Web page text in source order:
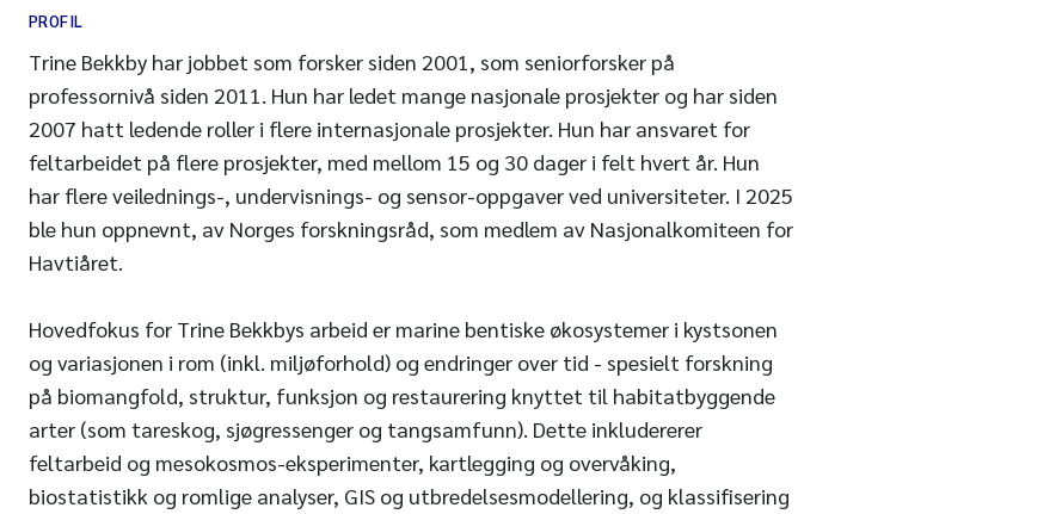
PROFIL
Trine Bekkby har jobbet som forsker siden 2001, som seniorforsker på
professornivå siden 2011. Hun har ledet mange nasjonale prosjekter og har siden
2007 hatt ledende roller i flere internasjonale prosjekter. Hun har ansvaret for
feltarbeidet på flere prosjekter, med mellom 15 og 30 dager i felt hvert år. Hun
har flere veilednings-, undervisnings- og sensor-oppgaver ved universiteter. I 2025
ble hun oppnevnt, av Norges forskningsråd, som medlem av Nasjonalkomiteen for
Havtiåret.
Hovedfokus for Trine Bekkbys arbeid er marine bentiske økosystemer i kystsonen
og variasjonen i rom (inkl. miljøforhold) og endringer over tid - spesielt forskning
på biomangfold, struktur, funksjon og restaurering knyttet til habitatbyggende
arter (som tareskog, sjøgressenger og tangsamfunn). Dette inkludererer
feltarbeid og mesokosmos-eksperimenter, kartlegging og overvåking,
biostatistikk og romlige analyser, GIS og utbredelsesmodellering, og klassifisering